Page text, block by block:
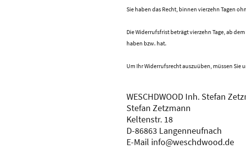
Sie haben das Recht, binnen vierzehn Tagen
Die Widerrufsfrist beträgt vierzehn Tage, ab
haben bzw. hat.
Um Ihr Widerrufsrecht auszuüben, müssen Sie
WESCHDWOOD Inh. Stefan
Stefan Zetzmann
Keltenstr. 18
D-86863 Langenneufnach
E-Mail info@weschdwood.de